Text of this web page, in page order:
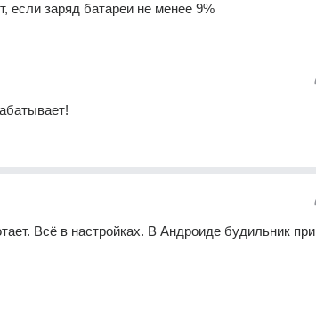
если заряд батареи не менее 9%
Всё в настройках. В Андроиде будильник